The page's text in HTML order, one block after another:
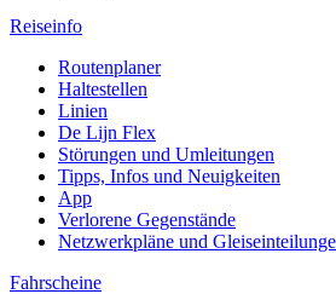
Reiseinfo
Routenplaner
Haltestellen
Linien
De Lijn Flex
Störungen und Umleitungen
Tipps, Infos und Neuigkeiten
App
Verlorene Gegenstände
Netzwerkpläne und
Fahrscheine